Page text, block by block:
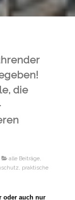
die
alle Beiträge,
, praktische
oder auch nur